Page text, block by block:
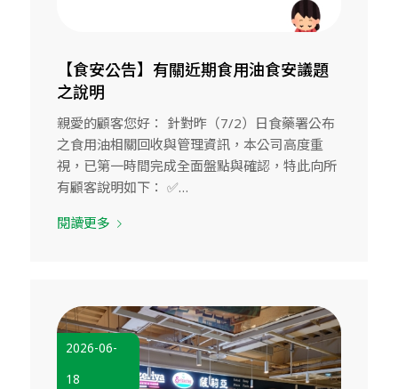
【食安公告】有關近期食用油食安議題
之說明
親愛的顧客您好： 針對昨（7/2）日食藥署公布
之食用油相關回收與管理資訊，本公司高度重
視，已第一時間完成全面盤點與確認，特此向所
有顧客說明如下： ✅…
閱讀更多
2026-06-
18